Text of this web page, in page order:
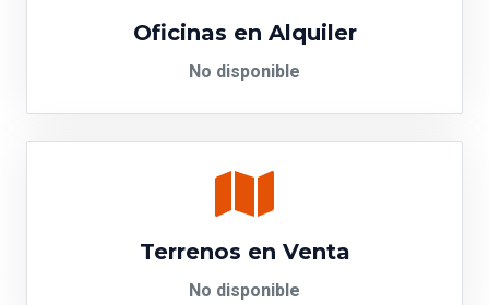
Oficinas en Alquiler
No disponible
Terrenos en Venta
No disponible